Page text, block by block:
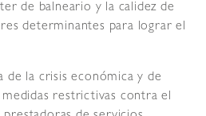
de balneario y la calidez de
determinantes para lograr el
de la crisis económica y de
restrictivas contra el